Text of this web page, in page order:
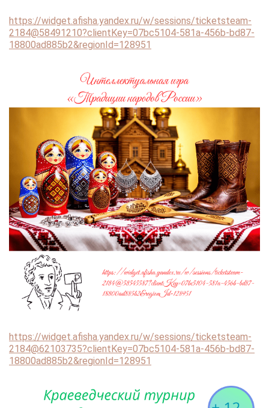
https://widget.afisha.yandex.ru/w/sessions/ticketsteam-
2184@58491210?clientKey=07bc5104-581a-456b-bd87-
18800ad885b2&regionId=128951
https://widget.afisha.yandex.ru/w/sessions/ticketsteam-
2184@62103735?clientKey=07bc5104-581a-456b-bd87-
18800ad885b2&regionId=128951